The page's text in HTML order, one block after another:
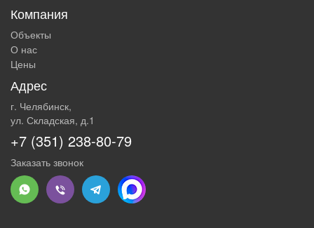
Компания
Объекты
О нас
Цены
Адрес
г. Челябинск,
ул. Складская, д.1
+7 (351) 238-80-79
Заказать звонок